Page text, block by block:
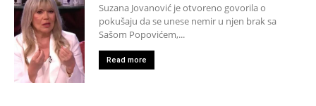
Suzana Jovanović je otvoreno govorila o
pokušaju da se unese nemir u njen brak sa
Sašom Popovićem,...
Read more